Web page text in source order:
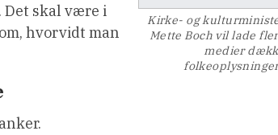
Kirke- og
Mette Boch vil lade
medier
Det skal være i
hvorvidt man